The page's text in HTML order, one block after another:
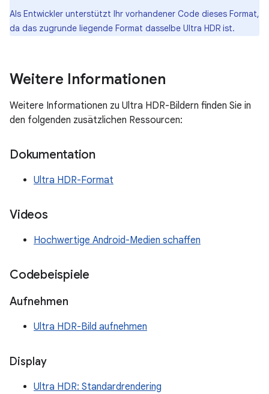
Als Entwickler unterstützt Ihr vorhandener Code dieses Format,
da das zugrunde liegende Format dasselbe Ultra HDR ist.
Weitere Informationen
Weitere Informationen zu Ultra HDR-Bildern finden Sie in
den folgenden zusätzlichen Ressourcen:
Dokumentation
Ultra HDR-Format
Videos
Hochwertige Android-Medien schaffen
Codebeispiele
Aufnehmen
Ultra HDR-Bild aufnehmen
Display
Ultra HDR: Standardrendering